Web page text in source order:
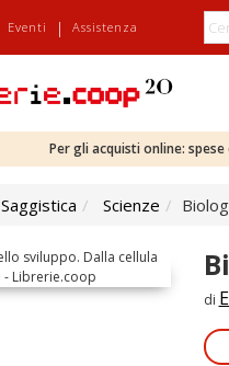
Eventi | Assistenza
Per gli acquisti online:
Saggistica Scienze
di